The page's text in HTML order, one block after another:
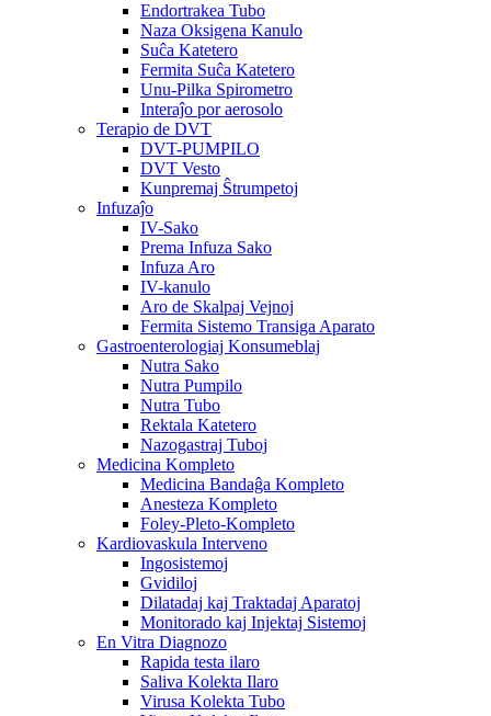
Endortrakea Tubo
Naza Oksigena Kanulo
Suĉa Katetero
Fermita Suĉa Katetero
Unu-Pilka Spirometro
Interaĵo por aerosolo
Terapio de DVT
DVT-PUMPILO
DVT Vesto
Kunpremaj Ŝtrumpetoj
Infuzaĵo
IV-Sako
Prema Infuza Sako
Infuza Aro
IV-kanulo
Aro de Skalpaj Vejnoj
Fermita Sistemo Transiga Aparato
Gastroenterologiaj Konsumeblaj
Nutra Sako
Nutra Pumpilo
Nutra Tubo
Rektala Katetero
Nazogastraj Tuboj
Medicina Kompleto
Medicina Bandaĝa Kompleto
Anesteza Kompleto
Foley-Pleto-Kompleto
Kardiovaskula Interveno
Ingosistemoj
Gvidiloj
Dilatadaj kaj Traktadaj Aparatoj
Monitorado kaj Injektaj Sistemoj
En Vitra Diagnozo
Rapida testa ilaro
Saliva Kolekta Ilaro
Virusa Kolekta Tubo